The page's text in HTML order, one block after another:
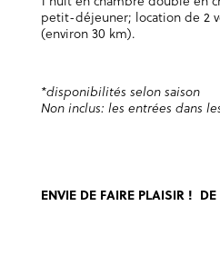
petit-déjeuner; location de 2
(environ 30 km).
*disponibilités selon saison
Non inclus: les entrées dans
ENVIE DE FAIRE PLAISIR !